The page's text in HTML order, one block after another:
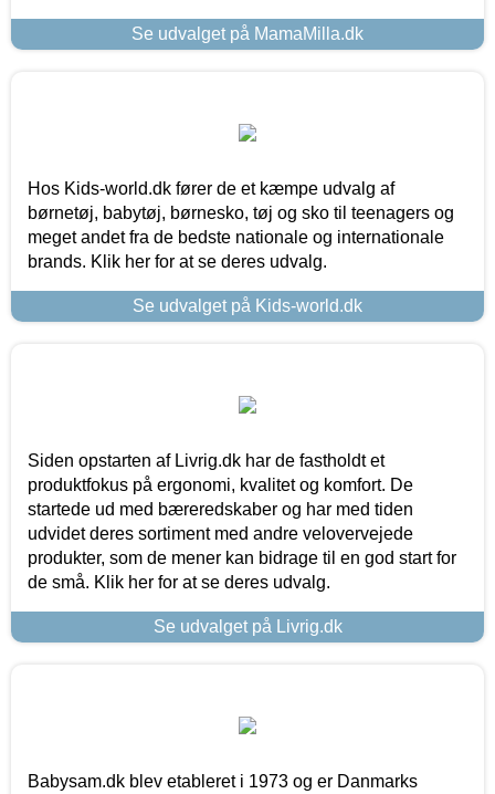
Se udvalget på MamaMilla.dk
Hos Kids-world.dk fører de et kæmpe udvalg af
børnetøj, babytøj, børnesko, tøj og sko til teenagers og
meget andet fra de bedste nationale og internationale
brands. Klik her for at se deres udvalg.
Se udvalget på Kids-world.dk
Siden opstarten af Livrig.dk har de fastholdt et
produktfokus på ergonomi, kvalitet og komfort. De
startede ud med bæreredskaber og har med tiden
udvidet deres sortiment med andre velovervejede
produkter, som de mener kan bidrage til en god start for
de små. Klik her for at se deres udvalg.
Se udvalget på Livrig.dk
Babysam.dk blev etableret i 1973 og er Danmarks